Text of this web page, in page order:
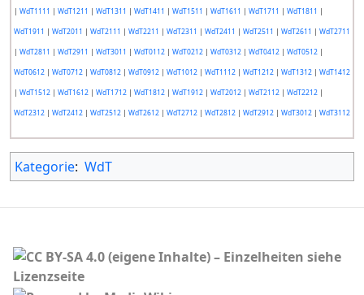
| WdT1111 | WdT1211 | WdT1311 | WdT1411 | WdT1511 | WdT1611 | WdT1711 | WdT1811 |
WdT1911 | WdT2011 | WdT2111 | WdT2211 | WdT2311 | WdT2411 | WdT2511 | WdT2611 | WdT2711
| WdT2811 | WdT2911 | WdT3011 | WdT0112| WdT0212| WdT0312| WdT0412| WdT0512|
WdT0612| WdT0712| WdT0812| WdT0912| WdT1012| WdT1112| WdT1212| WdT1312| WdT1412
| WdT1512| WdT1612| WdT1712| WdT1812| WdT1912| WdT2012| WdT2112| WdT2212|
WdT2312| WdT2412| WdT2512| WdT2612| WdT2712| WdT2812| WdT2912| WdT3012| WdT3112
Kategorie: WdT